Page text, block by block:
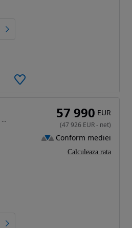
2967 cm3 • 286 CP • GARANTIE 2 ANI, 4x4, MHEV, Camera, Piele, ACC, Scaune incalzite 57 990 EUR
(47 926 EUR- net)
Conform mediei
Calculeaza rata